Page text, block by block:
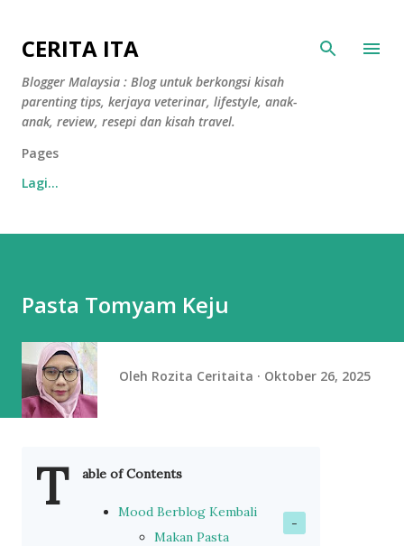
CERITA ITA
Blogger Malaysia : Blog untuk berkongsi kisah
parenting tips, kerjaya veterinar, lifestyle, anak-
anak, review, resepi dan kisah travel.
Pages
Lagi…
Pasta Tomyam Keju
Oleh Rozita Ceritaita Oktober 26, 2025
T able of Contents
Mood Berblog Kembali
Makan Pasta